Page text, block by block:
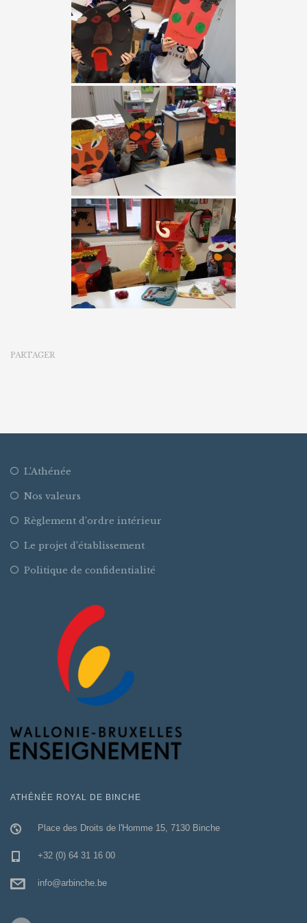
PARTAGER
L’Athénée
Nos valeurs
Règlement d’ordre intérieur
Le projet d’établissement
Politique de confidentialité
ATHÉNÉE ROYAL DE BINCHE
Place des Droits de l'Homme 15, 7130 Binche
+32 (0) 64 31 16 00
info@arbinche.be